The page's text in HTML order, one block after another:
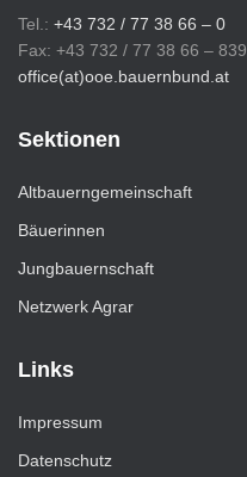
Tel.: +43 732 / 77 38 66 – 0
Fax: +43 732 / 77 38 66 – 839
office(at)ooe.bauernbund.at
Sektionen
Altbauerngemeinschaft
Bäuerinnen
Jungbauernschaft
Netzwerk Agrar
Links
Impressum
Datenschutz